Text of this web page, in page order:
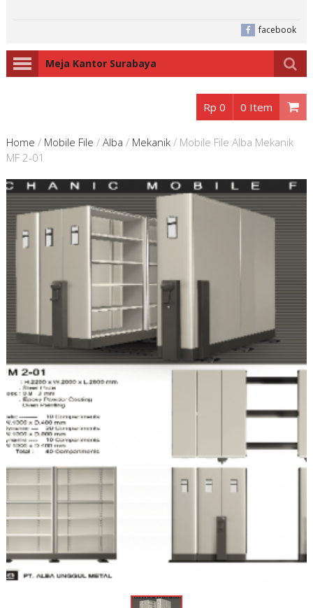
facebook
Meja Kantor Surabaya
Rp 0 0 Item
Home / Mobile File / Alba / Mekanik/ Mobile File Alba Mekanik
MF 2-01